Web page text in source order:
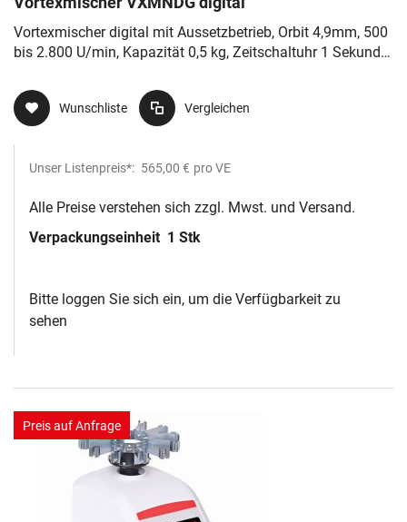
Vortexmischer digital mit Aussetzbetrieb, Orbit 4,9mm, 500
bis 2.800 U/min, Kapazität 0,5 kg, Zeitschaltuhr 1 Sekunde
Wunschliste Vergleichen
Unser Listenpreis*: 565,00 € pro VE
Alle Preise verstehen sich zzgl. Mwst. und Versand.
Verpackungseinheit 1 Stk
Bitte loggen Sie sich ein, um die Verfügbarkeit zu
sehen
Preis auf Anfrage